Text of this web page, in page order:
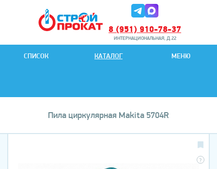
СПИСОК КАТАЛОГ МЕНЮ
8 (951) 910-78-37
ИНТЕРНАЦИОНАЛЬНАЯ, Д.22
ИНТЕРНАЦИОНАЛЬНАЯ, Д.22
Пила циркулярная Makita 5704R
?